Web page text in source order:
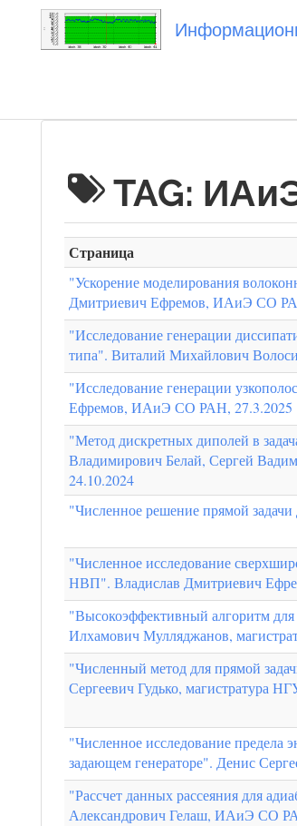
TAG:
Страница
"Ускорение моделирования
Дмитриевич Ефремов, ИАиЭ СО
"Исследование генерации
типа". Виталий Михайлович
"Исследование генерации
Ефремов, ИАиЭ СО РАН, 27.3.2025
"Метод дискретных диполей в
Владимирович Белай, Сергей
24.10.2024
"Численное решение прямой
"Численное исследование
НВП". Владислав Дмитриевич
"Высокоэффективный алгоритм для
Илхамович Мулляджанов,
"Численный метод для прямой
Сергеевич Гудько, магистратура
"Численное исследование предела
задающем генераторе". Денис
"Рассчет данных рассеяния для
Александрович Гелаш, ИАиЭ СО